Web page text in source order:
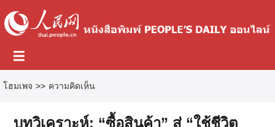
โฮมเพจ >> ความคิดเห็น
บทวิเคราะห์: “ซื้อสินค้า” สู่ “ใช้ชีวิต